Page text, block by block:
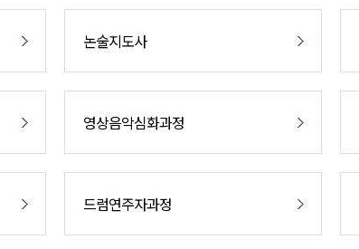
논술지도사
영상음악심화과정
드럼연주자과정